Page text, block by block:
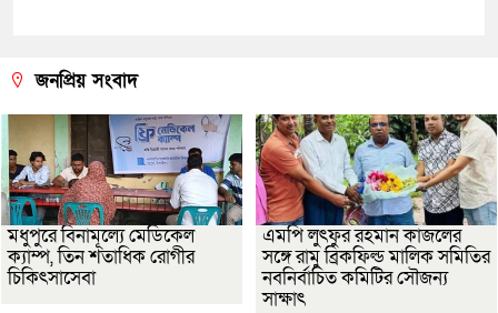
জনপ্রিয় সংবাদ
মধুপুরে বিনামূল্যে মেডিকেল
ক্যাম্প, তিন শতাধিক রোগীর
চিকিৎসাসেবা
এমপি লুৎফুর রহমান কাজলের
সঙ্গে রামু ব্রিকফিল্ড মালিক সমিতির
নবনির্বাচিত কমিটির সৌজন্য
সাক্ষাৎ